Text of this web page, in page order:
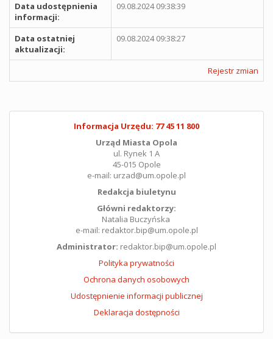
Data udostępnienia
informacji:
09.08.2024 09:38:39
Data ostatniej
aktualizacji:
09.08.2024 09:38:27
Rejestr zmian
Informacja Urzędu: 77 45 11 800
Urząd Miasta Opola
ul. Rynek 1 A
45-015 Opole
e-mail: urzad@um.opole.pl
Redakcja biuletynu
Główni redaktorzy:
Natalia Buczyńska
e-mail: redaktor.bip@um.opole.pl
Administrator: redaktor.bip@um.opole.pl
Polityka prywatności
Ochrona danych osobowych
Udostępnienie informacji publicznej
Deklaracja dostępności